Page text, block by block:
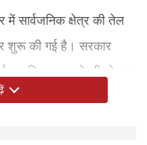
सार्वजनिक क्षेत्र की तेल
शुरू की गई है। सरकार
का विस्तार करने की योजना
2026 तक देश में करीब